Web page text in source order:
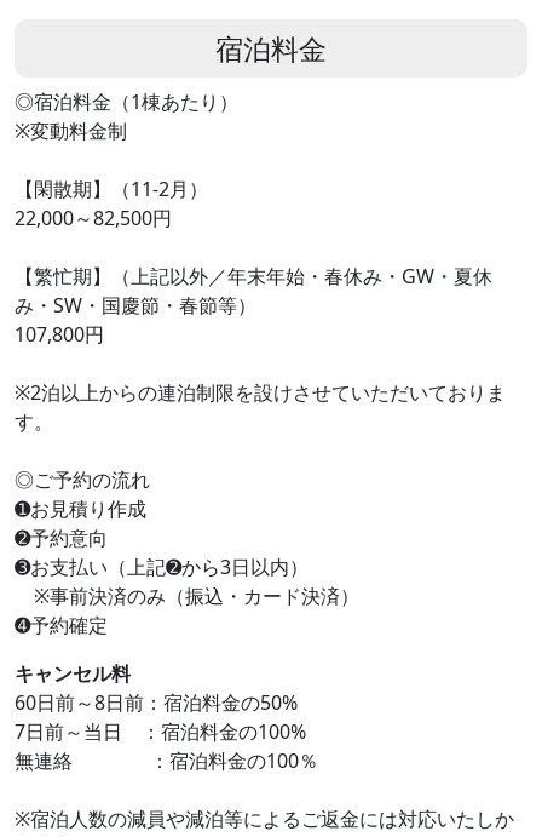
宿泊料金
◎宿泊料金（1棟あたり）
※変動料金制
【閑散期】（11-2月）
22,000～82,500円
【繁忙期】（上記以外／年末年始・春休み・GW・夏休
み・SW・国慶節・春節等）
107,800円
※2泊以上からの連泊制限を設けさせていただいておりま
す。
◎ご予約の流れ
➊お見積り作成
➋予約意向
➌お支払い（上記➋から3日以内）
※事前決済のみ（振込・カード決済）
➍予約確定
キャンセル料
60日前～8日前：宿泊料金の50%
7日前～当日 ：宿泊料金の100%
無連絡 ：宿泊料金の100％
※宿泊人数の減員や減泊等によるご返金には対応いたしか